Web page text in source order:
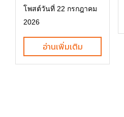
โพสต์วันที่ 22 กรกฎาคม
2026
อ่านเพิ่มเติม